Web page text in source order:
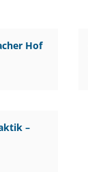
Hof
–